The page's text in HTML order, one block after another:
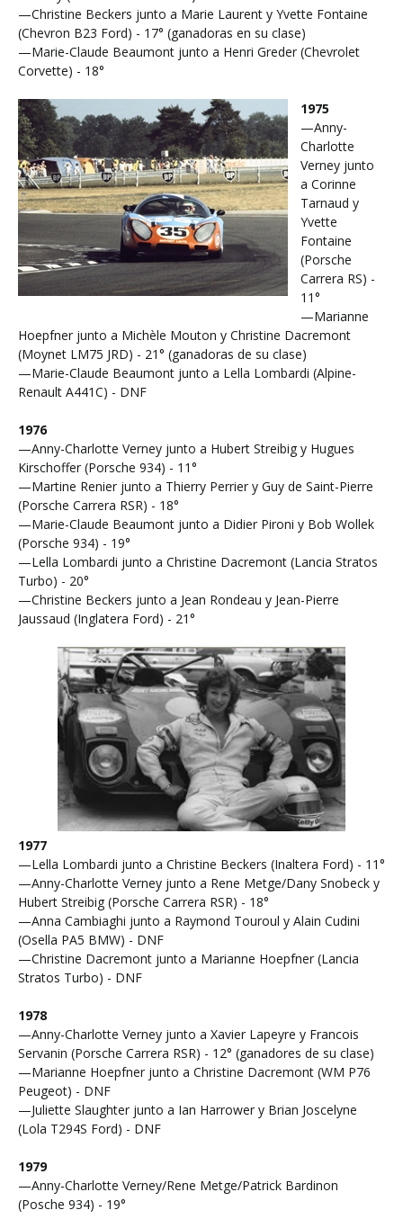
—Christine Beckers junto a Marie Laurent y Yvette Fontaine
(Chevron B23 Ford) - 17° (ganadoras en su clase)
—Marie-Claude Beaumont junto a Henri Greder (Chevrolet
Corvette) - 18°
1975
—Anny-
Charlotte
Verney junto
a Corinne
Tarnaud y
Yvette
Fontaine
(Porsche
Carrera RS) -
11°
—Marianne
Hoepfner junto a Michèle Mouton y Christine Dacremont
(Moynet LM75 JRD) - 21° (ganadoras de su clase)
—Marie-Claude Beaumont junto a Lella Lombardi (Alpine-
Renault A441C) - DNF
1976
—Anny-Charlotte Verney junto a Hubert Streibig y Hugues
Kirschoffer (Porsche 934) - 11°
—Martine Renier junto a Thierry Perrier y Guy de Saint-Pierre
(Porsche Carrera RSR) - 18°
—Marie-Claude Beaumont junto a Didier Pironi y Bob Wollek
(Porsche 934) - 19°
—Lella Lombardi junto a Christine Dacremont (Lancia Stratos
Turbo) - 20°
—Christine Beckers junto a Jean Rondeau y Jean-Pierre
Jaussaud (Inglatera Ford) - 21°
1977
—Lella Lombardi junto a Christine Beckers (Inaltera Ford) - 11°
—Anny-Charlotte Verney junto a Rene Metge/Dany Snobeck y
Hubert Streibig (Porsche Carrera RSR) - 18°
—Anna Cambiaghi junto a Raymond Touroul y Alain Cudini
(Osella PA5 BMW) - DNF
—Christine Dacremont junto a Marianne Hoepfner (Lancia
Stratos Turbo) - DNF
1978
—Anny-Charlotte Verney junto a Xavier Lapeyre y Francois
Servanin (Porsche Carrera RSR) - 12° (ganadores de su clase)
—Marianne Hoepfner junto a Christine Dacremont (WM P76
Peugeot) - DNF
—Juliette Slaughter junto a Ian Harrower y Brian Joscelyne
(Lola T294S Ford) - DNF
1979
—Anny-Charlotte Verney/Rene Metge/Patrick Bardinon
(Posche 934) - 19°